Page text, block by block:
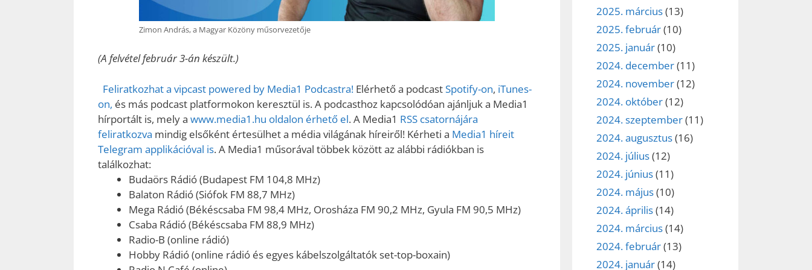
Zimon András, a Magyar Közöny műsorvezetője
(A felvétel február 3-án készült.)
Feliratkozhat a vipcast powered by Media1 Podcastra! Elérhető a podcastSpotify-on, iTunes-
on, és más podcast platformokon keresztül is. A podcasthoz kapcsolódóan ajánljuk a Media1
hírportált is, mely a www.media1.hu oldalon érhető el. A Media1 RSS csatornájára
feliratkozva mindig elsőként értesülhet a média világának híreiről! Kérheti a Media1 híreit
Telegram applikációval is. A Media1 műsorával többek között az alábbi rádiókban is
találkozhat:
Budaörs Rádió (Budapest FM 104,8 MHz)
Balaton Rádió (Siófok FM 88,7 MHz)
Mega Rádió (Békéscsaba FM 98,4 MHz, Orosháza FM 90,2 MHz, Gyula FM 90,5 MHz)
Csaba Rádió (Békéscsaba FM 88,9 MHz)
Radio-B (online rádió)
Hobby Rádió (online rádió és egyes kábelszolgáltatók set-top-boxain)
2025. március(13)
2025. február(10)
2025. január(10)
2024. december(11)
2024. november(12)
2024. október(12)
2024. szeptember(11)
2024. augusztus(16)
2024. július(12)
2024. június(11)
2024. május(10)
2024. április(14)
2024. március(14)
2024. február(13)
2024. január(14)